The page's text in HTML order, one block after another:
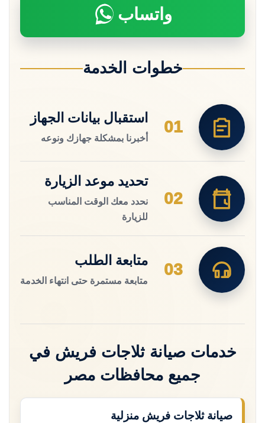
واتساب
خطوات الخدمة
01
استقبال بيانات الجهاز
أخبرنا بمشكلة جهازك ونوعه
02
تحديد موعد الزيارة
نحدد معك الوقت المناسب
للزيارة
03
متابعة الطلب
متابعة مستمرة حتى انتهاء الخدمة
خدمات صيانة ثلاجات فريش في
جميع محافظات مصر
صيانة ثلاجات فريش منزلية